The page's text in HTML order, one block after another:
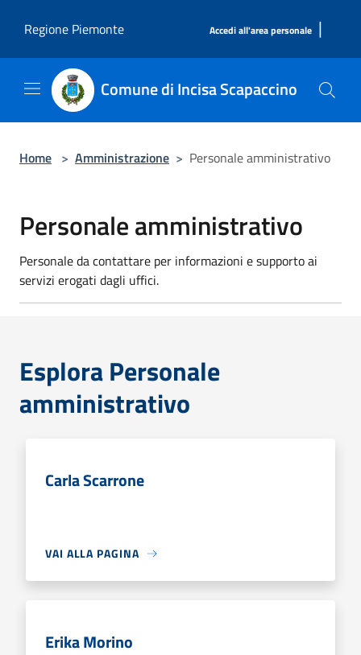
Regione Piemonte
Accedi all'area personale |
Comune di Incisa Scapaccino
Home > Amministrazione > Personale amministrativo
Personale amministrativo
Personale da contattare per informazioni e supporto ai
servizi erogati dagli uffici.
Esplora Personale
amministrativo
Carla Scarrone
VAI ALLA PAGINA
Erika Morino